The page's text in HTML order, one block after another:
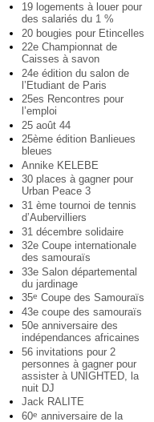
19 logements à louer pour
des salariés du 1 %
20 bougies pour Etincelles
22e Championnat de
Caisses à savon
24e édition du salon de
l’Etudiant de Paris
25es Rencontres pour
l’emploi
25 août 44
25ème édition Banlieues
bleues
Annike KELEBE
30 places à gagner pour
Urban Peace 3
31 ème tournoi de tennis
d’Aubervilliers
31 décembre solidaire
32e Coupe internationale
des samouraïs
33e Salon départemental
du jardinage
35e Coupe des Samouraïs
43e coupe des samouraïs
50e anniversaire des
indépendances africaines
56 invitations pour 2
personnes à gagner pour
assister à UNIGHTED, la
nuit DJ
Jack RALITE
60e anniversaire de la